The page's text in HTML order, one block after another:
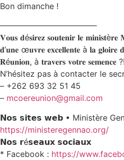
Bon dimanche !
————————————
𝐕𝐨𝐮𝐬 𝐝é𝐬𝐢𝐫𝐞𝐳 𝐬𝐨𝐮𝐭𝐞𝐧𝐢𝐫 𝐥𝐞
𝐝’𝐮𝐧𝐞 œ𝐮𝐯𝐫𝐞 𝐞𝐱𝐜𝐞𝐥𝐥𝐞𝐧𝐭𝐞 à 𝐥𝐚 𝐠𝐥𝐨𝐢𝐫𝐞
𝐑é𝐮𝐧𝐢𝐨𝐧, à 𝐭𝐫𝐚𝐯𝐞𝐫𝐬 𝐯𝐨𝐭𝐫𝐞 𝐬𝐞𝐦𝐞𝐧𝐜𝐞 ?!
N’hésitez pas à contacter le
– +262 693 32 51 45
– mcoereunion@gmail.com
𝗡𝗼𝘀 𝘀𝗶𝘁𝗲𝘀 𝘄𝗲𝗯 • Ministère
https://ministeregennao.org/
𝗡𝗼𝘀 𝗿é𝘀𝗲𝗮𝘂𝘅 𝘀𝗼𝗰𝗶𝗮𝘂𝘅
* Facebook : https://